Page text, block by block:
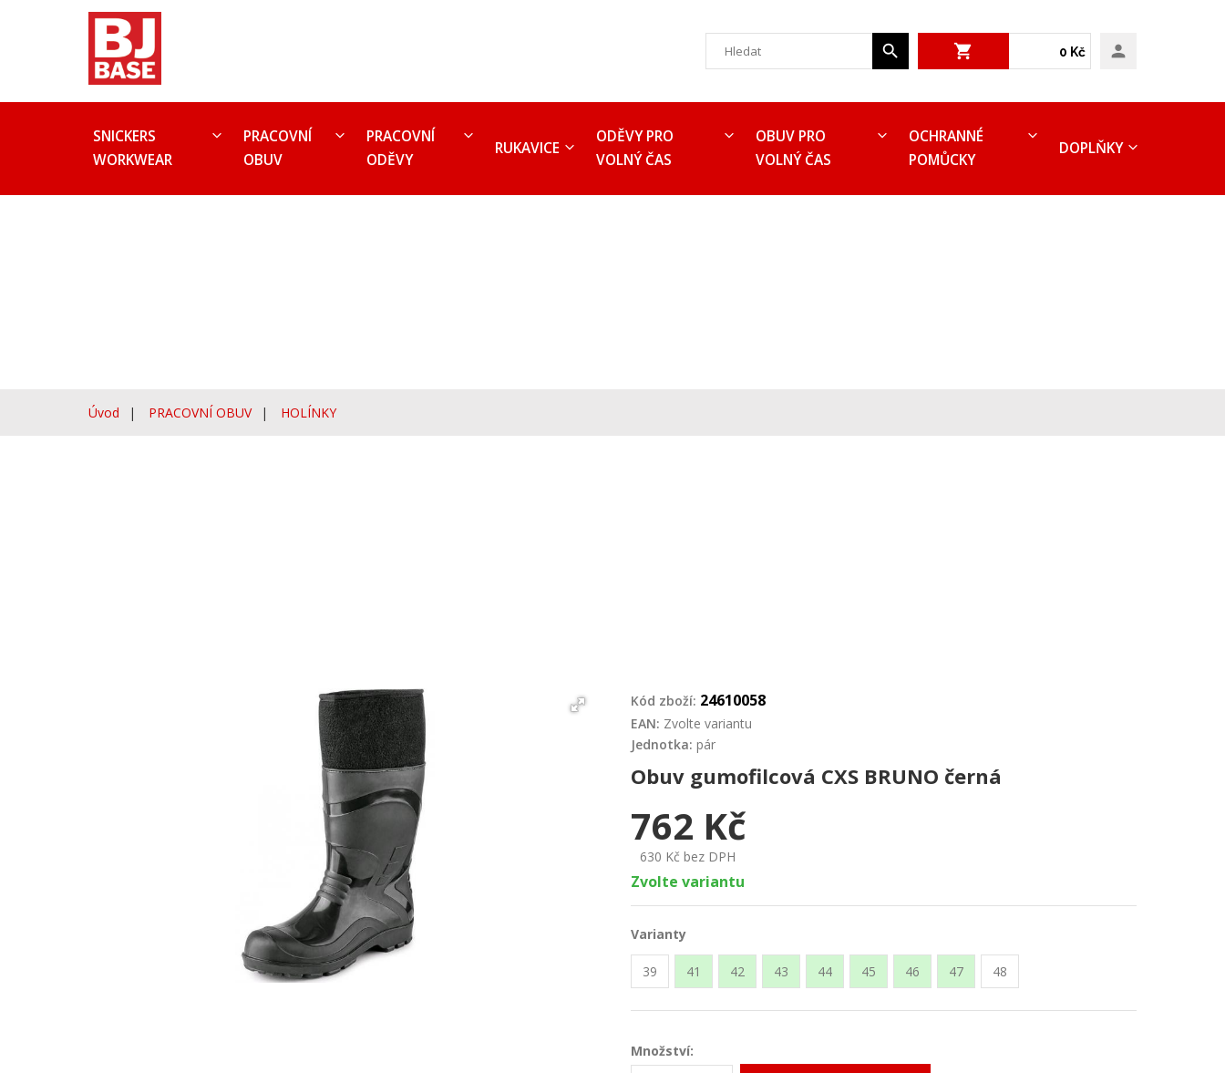
0 Kč
SNICKERS
WORKWEAR
PRACOVNÍ
OBUV
PRACOVNÍ
ODĚVY
RUKAVICE
ODĚVY PRO
VOLNÝ ČAS
OBUV PRO
VOLNÝ ČAS
OCHRANNÉ
POMŮCKY
DOPLŇKY
Úvod PRACOVNÍ OBUV HOLÍNKY
Kód zboží: 24610058
EAN: Zvolte variantu
Jednotka: pár
Obuv gumofilcová CXS BRUNO černá
762 Kč
630 Kč bez DPH
Zvolte variantu
Varianty
39 41 42 43 44 45 46 47 48
Množství: